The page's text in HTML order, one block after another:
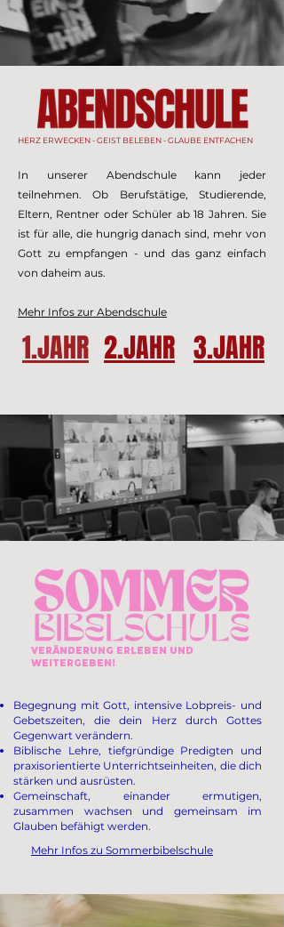
HERZ ERWECKEN - GEIST BELEBEN - GLAUBE ENTFACHEN
In unserer Abendschule kann jeder
teilnehmen. Ob Berufstätige, Studierende,
Eltern, Rentner oder Schüler ab 18 Jahren. Sie
ist für alle, die hungrig danach sind, mehr von
Gott zu empfangen - und das ganz einfach
von daheim aus.
Mehr Infos zur Abendschule
1.JAHR 2.JAHR 3.JAHR
VERÄNDERUNG ERLEBEN UND
WEITERGEBEN!
Begegnung mit Gott, intensive Lobpreis- und
Gebetszeiten, die dein Herz durch Gottes
Gegenwart verändern.
Biblische Lehre, tiefgründige Predigten und
praxisorientierte Unterrichtseinheiten, die dich
stärken und ausrüsten.
Gemeinschaft, einander ermutigen,
zusammen wachsen und gemeinsam im
Glauben befähigt werden.​
Mehr Infos zu Sommerbibelschule